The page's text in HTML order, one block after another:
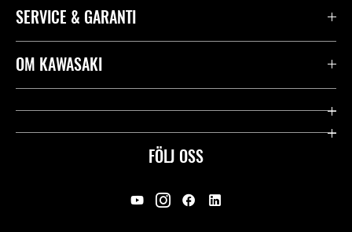
FÖLJ OSS
SERVICE & GARANTI
Kontakta oss
Användbara länkar
Rättsligt & Sekretess
OM KAWASAKI
Företag